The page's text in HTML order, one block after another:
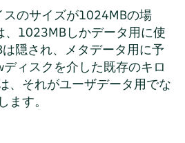
スのサイズが1024MBの場
、1023MBしかデータ用に使
隠され、メタデータ用に予
ィスクを介した既存のキロ
、それがユーザデータ用でな
ます。